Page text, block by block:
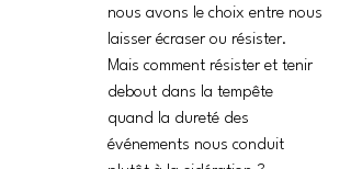
nous avons le choix entre nous
laisser écraser ou résister.
Mais comment résister et tenir
debout dans la tempête
quand la dureté des
événements nous conduit